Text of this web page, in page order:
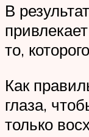
В
то,
Как
глаза,
только